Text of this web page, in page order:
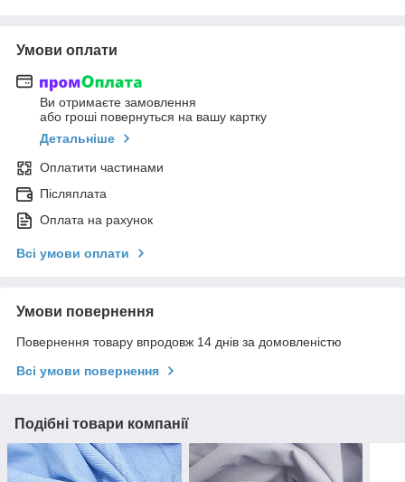
Умови оплати
Ви отримаєте замовлення
або гроші повернуться на вашу картку
Детальніше
Оплатити частинами
Післяплата
Оплата на рахунок
Всі умови оплати
Умови повернення
Повернення товару впродовж 14 днів за домовленістю
Всі умови повернення
Подібні товари компанії